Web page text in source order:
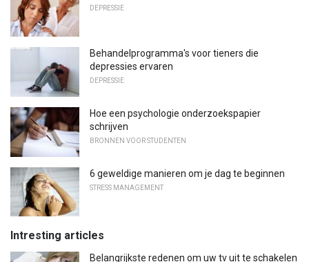
DEPRESSIE
Behandelprogramma's voor tieners die
depressies ervaren
DEPRESSIE
Hoe een psychologie onderzoekspapier
schrijven
BRONNEN VOOR STUDENTEN
6 geweldige manieren om je dag te beginnen
STRESS MANAGEMENT
Intresting articles
Belangrijkste redenen om uw tv uit te schakelen